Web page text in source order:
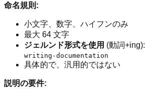
命名規則:
小文字、数字、ハイフンのみ
最大 64 文字
ジェルンド形式を使用 (動詞+ing):
writing-documentation
具体的で、汎用的ではない
説明の要件: